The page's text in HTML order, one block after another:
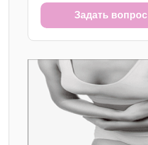
Задать вопрос